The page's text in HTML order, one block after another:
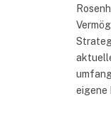
eigene